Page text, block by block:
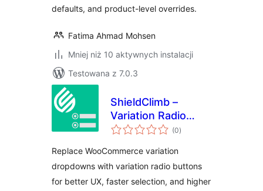
defaults, and product-level overrides.
Fatima Ahmad Mohsen
Mniej niż 10 aktywnych instalacji
Testowana z 7.0.3
ShieldClimb –
Variation Radio
Buttons with Price
WooCommerce
(0wszystkich
ocen
)
Replace WooCommerce variation
dropdowns with variation radio buttons
for better UX, faster selection, and higher